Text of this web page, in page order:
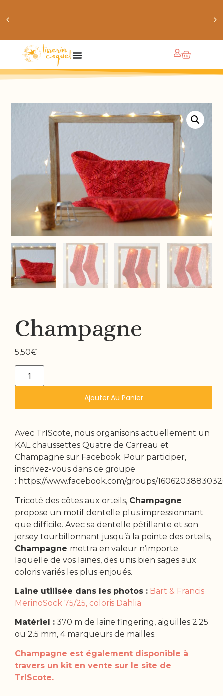
obtiens 20% de réduction sur ton prochain achat de
Champagne
5,50€
Ajouter Au Panier
Avec TrIScote, nous organisons actuellement un
KAL chaussettes Quatre de Carreau et
Champagne sur Facebook. Pour participer,
inscrivez-vous dans ce groupe
: https://www.facebook.com/groups/
Tricoté des côtes aux orteils, Champagne
propose un motif dentelle plus impressionnant
que difficile. Avec sa dentelle pétillante et son
jersey tourbillonnant jusqu’à la pointe des orteils,
Champagne mettra en valeur n’importe
laquelle de vos laines, des unis bien sages aux
coloris variés les plus enjoués.
Laine utilisée dans les photos : Bart & Francis
MerinoSock 75/25, coloris Dahlia
Matériel : 370 m de laine fingering, aiguilles 2.25
ou 2.5 mm, 4 marqueurs de mailles.
Champagne est également disponible à
travers un kit en vente sur le site de
TrIScote.